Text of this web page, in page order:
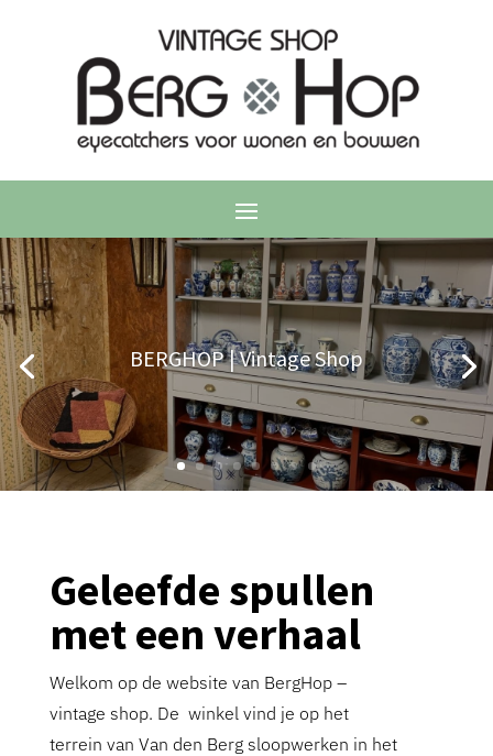
BERGHOP | Vintage Shop
Geleefde spullen
met een verhaal
Welkom op de website van BergHop –
vintage shop. De winkel vind je op het
terrein van Van den Berg sloopwerken in het